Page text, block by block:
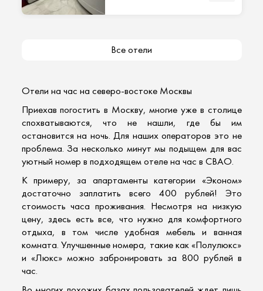
Все отели
Отели на час на северо-востоке Москвы
Приехав погостить в Москву, многие уже в столице
спохватываются, что не нашли, где бы им
остановится на ночь. Для наших операторов это не
проблема. За несколько минут мы подыщем для вас
уютный номер в подходящем отеле на час в СВАО.
К примеру, за апартаменты категории «Эконом»
достаточно заплатить всего 400 рублей! Это
стоимость часа проживания. Несмотря на низкую
цену, здесь есть все, что нужно для комфортного
отдыха, в том числе удобная мебель и ванная
комната. Улучшенные номера, такие как «Полулюкс»
и «Люкс» можно забронировать за 800 рублей в
час.